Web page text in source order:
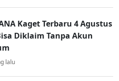
Kaget Terbaru 4 Agustus
Diklaim Tanpa Akun
lalu